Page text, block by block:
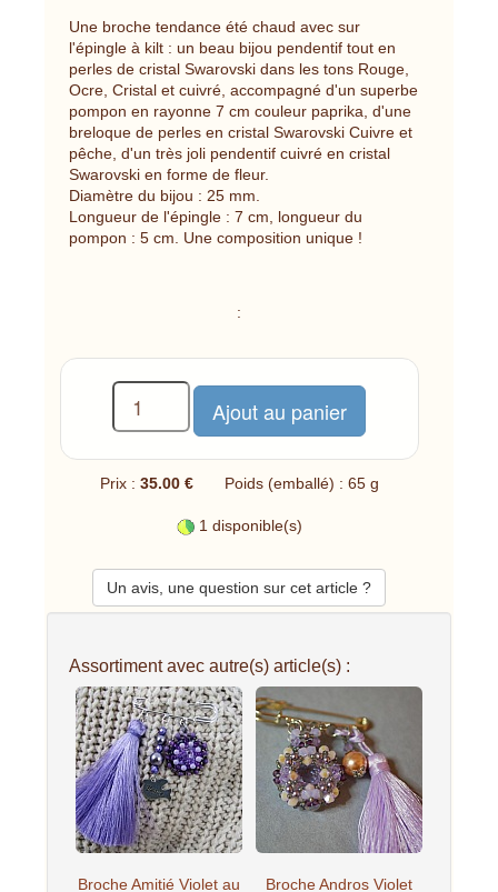
Une broche tendance été chaud avec sur
l'épingle à kilt : un beau bijou pendentif tout en
perles de cristal Swarovski dans les tons Rouge,
Ocre, Cristal et cuivré, accompagné d'un superbe
pompon en rayonne 7 cm couleur paprika, d'une
breloque de perles en cristal Swarovski Cuivre et
pêche, d'un très joli pendentif cuivré en cristal
Swarovski en forme de fleur.
Diamètre du bijou : 25 mm.
Longueur de l'épingle : 7 cm, longueur du
pompon : 5 cm. Une composition unique !
:
Prix : 35.00 € Poids (emballé) : 65 g
1 disponible(s)
Un avis, une question sur cet article ?
Assortiment avec autre(s) article(s) :
Broche Amitié Violet au Broche Andros Violet